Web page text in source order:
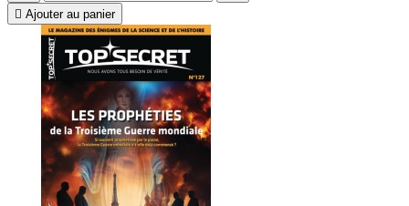
 Ajouter au panier